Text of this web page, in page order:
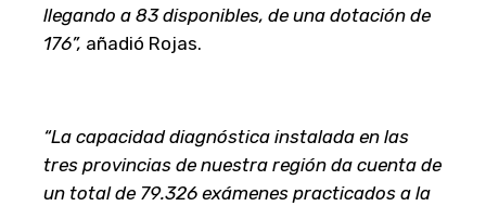
llegando a 83 disponibles, de una dotación de
176”, añadió Rojas.
“La capacidad diagnóstica instalada en las
tres provincias de nuestra región da cuenta de
un total de 79.326 exámenes practicados a la